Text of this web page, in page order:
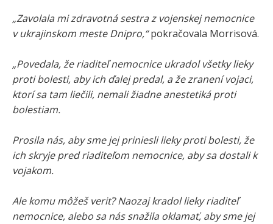
„Zavolala mi zdravotná sestra z vojenskej nemocnice
v ukrajinskom meste Dnipro,“pokračovala Morrisová.
„Povedala, že riaditeľ nemocnice ukradol všetky lieky
proti bolesti, aby ich ďalej predal, a že zranení vojaci,
ktorí sa tam liečili, nemali žiadne anestetiká proti
bolestiam.
Prosila nás, aby sme jej priniesli lieky proti bolesti, že
ich skryje pred riaditeľom nemocnice, aby sa dostali k
vojakom.
Ale komu môžeš veriť? Naozaj kradol lieky riaditeľ
nemocnice, alebo sa nás snažila oklamať, aby sme jej